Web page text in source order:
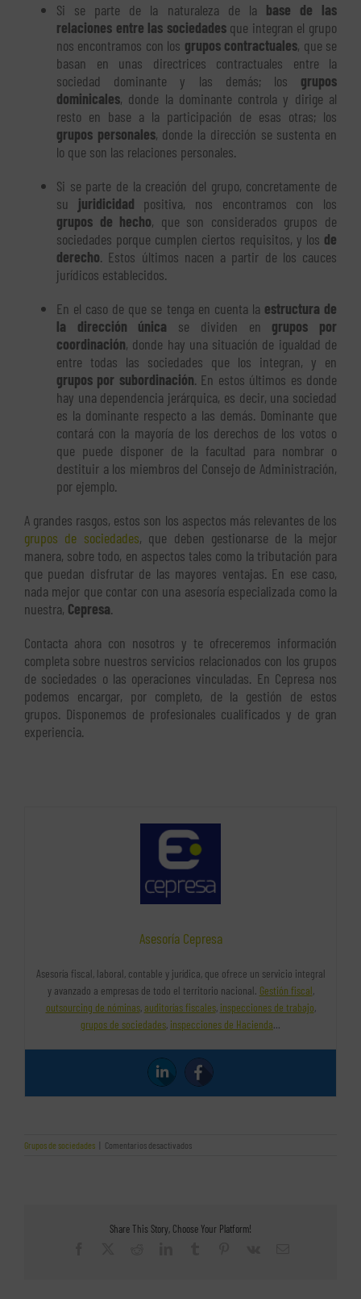
Si se parte de la naturaleza de la base de las
relaciones entre las sociedadesque integran el grupo
nos encontramos con los grupos contractuales, que se
basan en unas directrices contractuales entre la
sociedad dominante y las demás; los grupos
dominicales, donde la dominante controla y dirige al
resto en base a la participación de esas otras; los
grupos personales, donde la dirección se sustenta en
lo que son las relaciones personales.
Si se parte de la creación del grupo, concretamente de
su juridicidad positiva, nos encontramos con los
grupos de hecho, que son considerados grupos de
sociedades porque cumplen ciertos requisitos, y los de
derecho. Estos últimos nacen a partir de los cauces
jurídicos establecidos.
En el caso de que se tenga en cuenta la estructura de
la dirección única se dividen en grupos por
coordinación, donde hay una situación de igualdad de
entre todas las sociedades que los integran, y en
grupos por subordinación. En estos últimos es donde
hay una dependencia jerárquica, es decir, una sociedad
es la dominante respecto a las demás. Dominante que
contará con la mayoría de los derechos de los votos o
que puede disponer de la facultad para nombrar o
destituir a los miembros del Consejo de Administración,
por ejemplo.
A grandes rasgos, estos son los aspectos más relevantes de los
grupos de sociedades, que deben gestionarse de la mejor
manera, sobre todo, en aspectos tales como la tributación para
que puedan disfrutar de las mayores ventajas. En ese caso,
nada mejor que contar con una asesoría especializada como la
nuestra, Cepresa.
Contacta ahora con nosotros y te ofreceremos información
completa sobre nuestros servicios relacionados con los grupos
de sociedades o las operaciones vinculadas. En Cepresa nos
podemos encargar, por completo, de la gestión de estos
grupos. Disponemos de profesionales cualificados y de gran
experiencia.
Asesoría Cepresa
Asesoría fiscal, laboral, contable y jurídica, que ofrece un servicio integral
y avanzado a empresas de todo el territorio nacional. Gestión fiscal,
outsourcing de nóminas,auditorías fiscales, inspecciones de trabajo,
grupos de sociedades, inspecciones de Hacienda…
Grupos de sociedades | Comentarios desactivadosen
Share This Story, Choose Your Platform!